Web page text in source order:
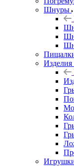
Шнуры
Изделия